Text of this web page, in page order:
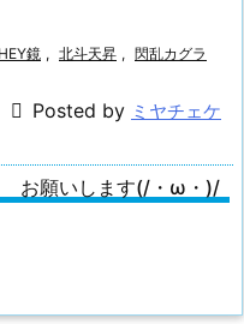
HEY鏡 , 北斗天昇 , 閃乱カグラ
 Posted by ミヤチェケ
お願いします(/・ω・)/